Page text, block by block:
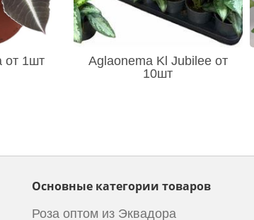
от 1шт
Aglaonema Kl Jubilee от
10шт
Основные категории товаров
Роза оптом из Эквадора